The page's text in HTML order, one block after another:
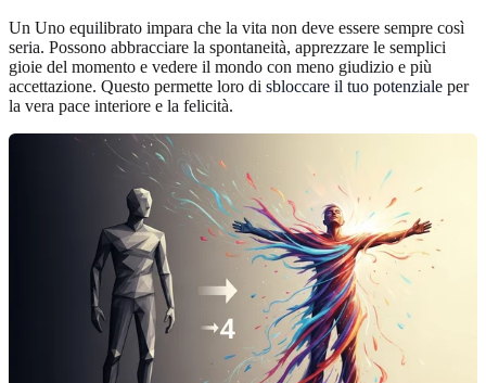
Un Uno equilibrato impara che la vita non deve essere sempre così
seria. Possono abbracciare la spontaneità, apprezzare le semplici
gioie del momento e vedere il mondo con meno giudizio e più
accettazione. Questo permette loro di sbloccare il tuo potenziale per
la vera pace interiore e la felicità.